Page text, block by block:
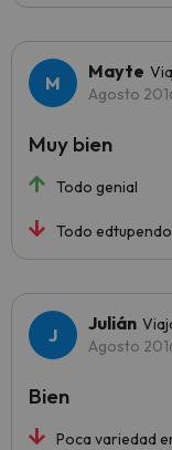
Mayte
Agosto
Todo genial
Todo edtupendo
Muy bien
Julián
Agosto
Poca variedad
Bien